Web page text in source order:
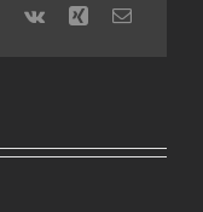
Pinterest
Vk Xing Email